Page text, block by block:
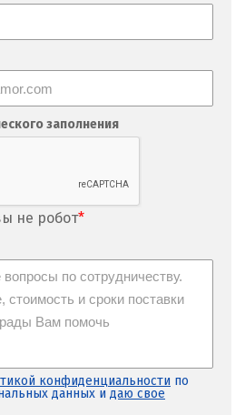
заполнения
не робот*
конфиденциальности по
данных и даю свое